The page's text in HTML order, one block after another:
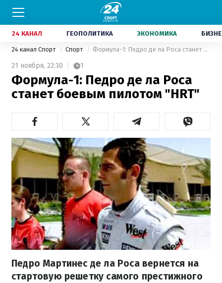
24 КАНАЛ ГЕОПОЛИТИКА ЭКОНОМИКА
24 канал Спорт Спорт Формула-1: Педро де ла Роса станет боевым пилотом "HRT"
21 ноября, 22:30 1
Формула-1: Педро де ла Роса
станет боевым пилотом "HRT"
Педро Мартинес де ла Роса вернется на
стартовую решетку самого престижного